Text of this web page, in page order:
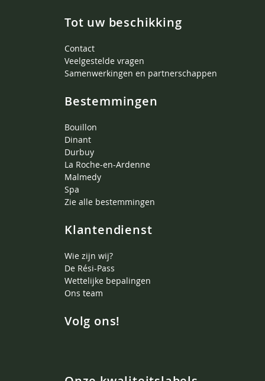
Tot uw beschikking
Contact
Veelgestelde vragen
Samenwerkingen en partnerschappen
Bestemmingen
Bouillon
Dinant
Durbuy
La Roche-en-Ardenne
Malmedy
Spa
Zie alle bestemmingen
Klantendienst
Wie zijn wij?
De Rési-Pass
Wettelijke bepalingen
Ons team
Volg ons!